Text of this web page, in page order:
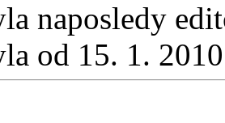
naposledy
od 15. 1.